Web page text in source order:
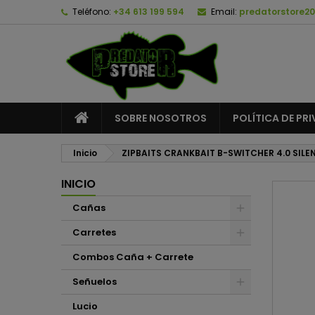
Teléfono: +34 613 199 594 Email:
SOBRE NOSOTROS POLÍTICA DE
Inicio ZIPBAITS CRANKBAIT B-SWITCHER 4.0
INICIO
Cañas
Carretes
Combos Caña + Carrete
Señuelos
Lucio